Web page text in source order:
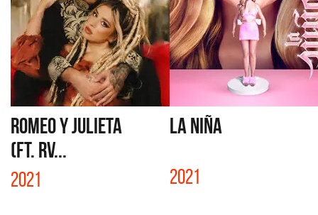
ROMEO Y JULIETA
(FT. RV...
2021
LA NIÑA
2021